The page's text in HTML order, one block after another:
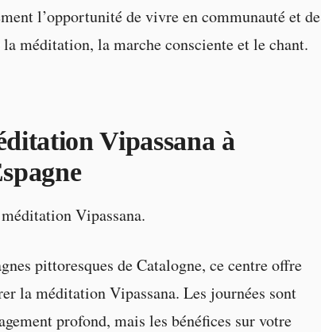
l’opportunité de vivre en communauté et de
méditation, la marche consciente et le chant.
Vipassana à
Vipassana.
pittoresques de Catalogne, ce centre offre
la méditation Vipassana. Les journées sont
profond, mais les bénéfices sur votre